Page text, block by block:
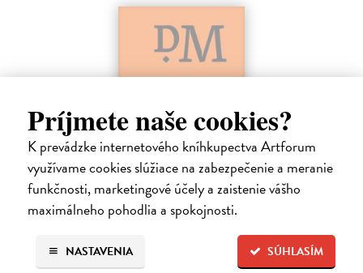
Príjmete naše cookies?
K prevádzke internetového kníhkupectva Artforum
využívame cookies slúžiace na zabezpečenie a meranie
funkčnosti, marketingové účely a zaistenie vášho
maximálneho pohodlia a spokojnosti.
SÚHLASÍM
NASTAVENIA
Dominik Mokoš OFM (1718-1776) a jeho
kazateľská tvorba
Ide o titul, ktorým naše vydavateľstvo pokračuje v mapovaní
františkánskeho príspevku k našej kultúre. Františkán Dominik